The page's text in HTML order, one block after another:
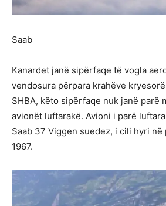
Saab
Kanardet janë sipërfaqe të vogla
vendosura përpara krahëve
SHBA, këto sipërfaqe nuk janë parë
avionët luftarakë. Avioni i parë
Saab 37 Viggen suedez, i cili hyri
1967.